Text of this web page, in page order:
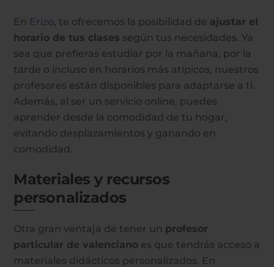
En Erizo, te ofrecemos la posibilidad de ajustar el
horario de tus clases según tus necesidades. Ya
sea que prefieras estudiar por la mañana, por la
tarde o incluso en horarios más atípicos, nuestros
profesores están disponibles para adaptarse a ti.
Además, al ser un servicio online, puedes
aprender desde la comodidad de tu hogar,
evitando desplazamientos y ganando en
comodidad.
Materiales y recursos
personalizados
Otra gran ventaja de tener un profesor
particular de valenciano es que tendrás acceso a
materiales didácticos personalizados. En